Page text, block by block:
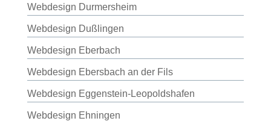
Webdesign Durmersheim
Webdesign Dußlingen
Webdesign Eberbach
Webdesign Ebersbach an der Fils
Webdesign Eggenstein-Leopoldshafen
Webdesign Ehningen